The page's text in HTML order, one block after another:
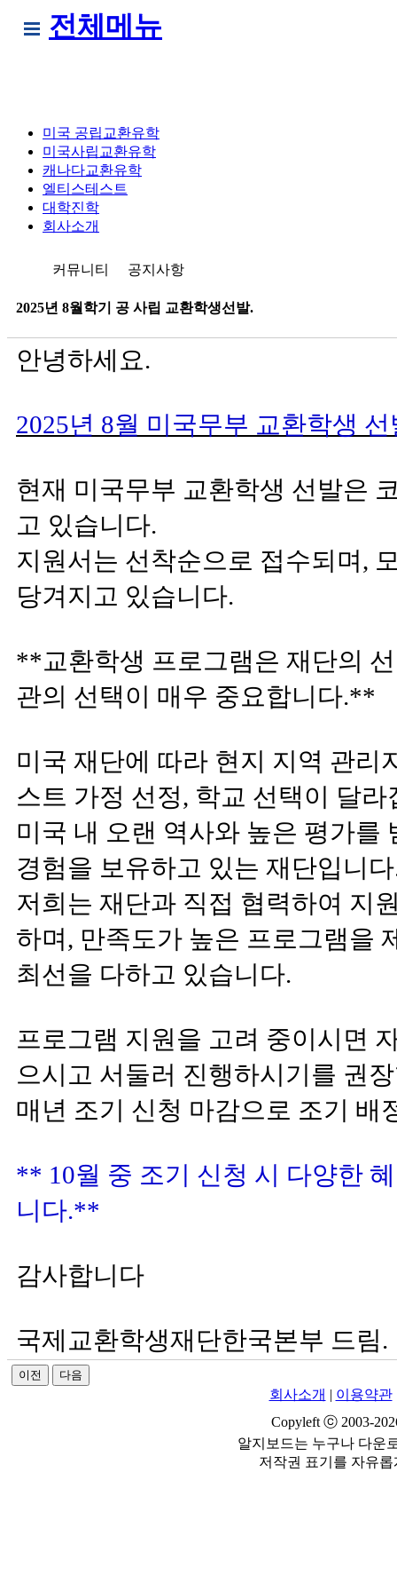
전체메뉴
미국 공립교환유학
미국사립교환유학
캐나다교환유학
엘티스테스트
대학진학
회사소개
커뮤니티 공지사항
2025년 8월학기 공 사립 교환학생선발.
안녕하세요.
2025년 8월 미국무부 교환학생
현재 미국무부 교환학생 선발은
고 있습니다.
지원서는 선착순으로 접수되며,
당겨지고 있습니다.
**교환학생 프로그램은 재단의
관의 선택이 매우 중요합니다.**
미국 재단에 따라 현지 지역 관리
스트 가정 선정, 학교 선택이 달라
미국 내 오랜 역사와 높은 평가를
경험을 보유하고 있는 재단입니
저희는 재단과 직접 협력하여 지
하며, 만족도가 높은 프로그램을
최선을 다하고 있습니다.
프로그램 지원을 고려 중이시면
으시고 서둘러 진행하시기를 권
매년 조기 신청 마감으로 조기 배
** 10월 중 조기 신청 시 다양한
니다.**
감사합니다
국제교환학생재단한국본부 드
이전 다음
회사소개 | 이용약관
Copyleft ⓒ 2003-
알지보드는 누구나 다운
저작권 표기를 자유